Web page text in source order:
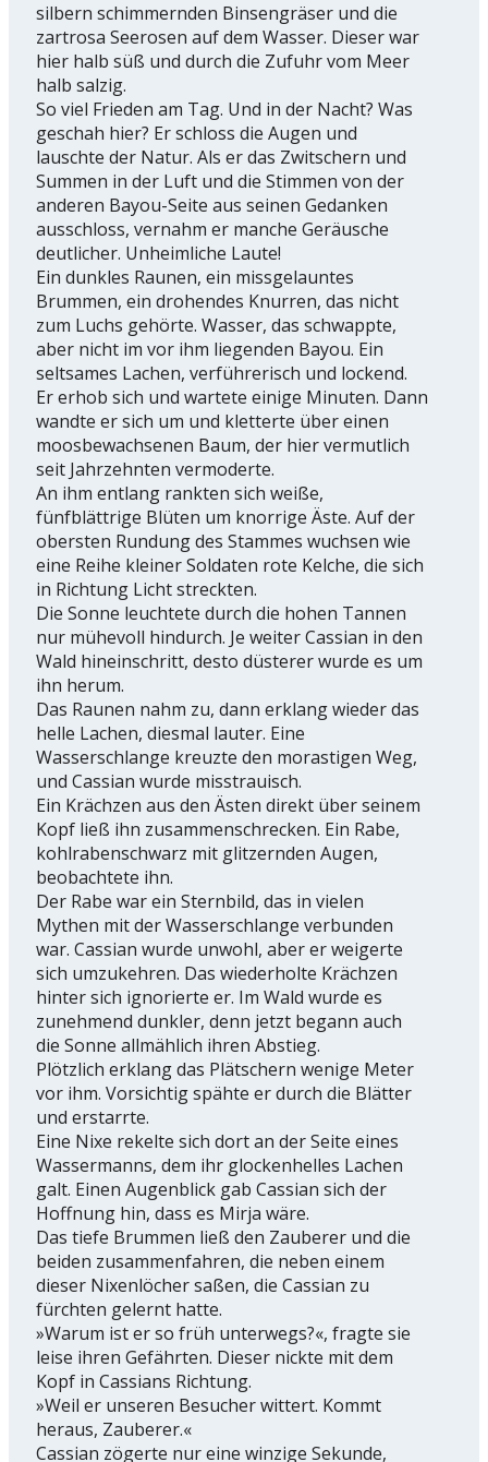
silbern schimmernden Binsengräser und die
zartrosa Seerosen auf dem Wasser. Dieser war
hier halb süß und durch die Zufuhr vom Meer
halb salzig.
So viel Frieden am Tag. Und in der Nacht? Was
geschah hier? Er schloss die Augen und
lauschte der Natur. Als er das Zwitschern und
Summen in der Luft und die Stimmen von der
anderen Bayou-Seite aus seinen Gedanken
ausschloss, vernahm er manche Geräusche
deutlicher. Unheimliche Laute!
Ein dunkles Raunen, ein missgelauntes
Brummen, ein drohendes Knurren, das nicht
zum Luchs gehörte. Wasser, das schwappte,
aber nicht im vor ihm liegenden Bayou. Ein
seltsames Lachen, verführerisch und lockend.
Er erhob sich und wartete einige Minuten. Dann
wandte er sich um und kletterte über einen
moosbewachsenen Baum, der hier vermutlich
seit Jahrzehnten vermoderte.
An ihm entlang rankten sich weiße,
fünfblättrige Blüten um knorrige Äste. Auf der
obersten Rundung des Stammes wuchsen wie
eine Reihe kleiner Soldaten rote Kelche, die sich
in Richtung Licht streckten.
Die Sonne leuchtete durch die hohen Tannen
nur mühevoll hindurch. Je weiter Cassian in den
Wald hineinschritt, desto düsterer wurde es um
ihn herum.
Das Raunen nahm zu, dann erklang wieder das
helle Lachen, diesmal lauter. Eine
Wasserschlange kreuzte den morastigen Weg,
und Cassian wurde misstrauisch.
Ein Krächzen aus den Ästen direkt über seinem
Kopf ließ ihn zusammenschrecken. Ein Rabe,
kohlrabenschwarz mit glitzernden Augen,
beobachtete ihn.
Der Rabe war ein Sternbild, das in vielen
Mythen mit der Wasserschlange verbunden
war. Cassian wurde unwohl, aber er weigerte
sich umzukehren. Das wiederholte Krächzen
hinter sich ignorierte er. Im Wald wurde es
zunehmend dunkler, denn jetzt begann auch
die Sonne allmählich ihren Abstieg.
Plötzlich erklang das Plätschern wenige Meter
vor ihm. Vorsichtig spähte er durch die Blätter
und erstarrte.
Eine Nixe rekelte sich dort an der Seite eines
Wassermanns, dem ihr glockenhelles Lachen
galt. Einen Augenblick gab Cassian sich der
Hoffnung hin, dass es Mirja wäre.
Das tiefe Brummen ließ den Zauberer und die
beiden zusammenfahren, die neben einem
dieser Nixenlöcher saßen, die Cassian zu
fürchten gelernt hatte.
»Warum ist er so früh unterwegs?«, fragte sie
leise ihren Gefährten. Dieser nickte mit dem
Kopf in Cassians Richtung.
»Weil er unseren Besucher wittert. Kommt
heraus, Zauberer.«
Cassian zögerte nur eine winzige Sekunde,